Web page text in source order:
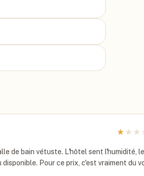
★ ★ ★
de bain vétuste. L'hôtel sent l'humidité,
Pour ce prix, c'est vraiment du